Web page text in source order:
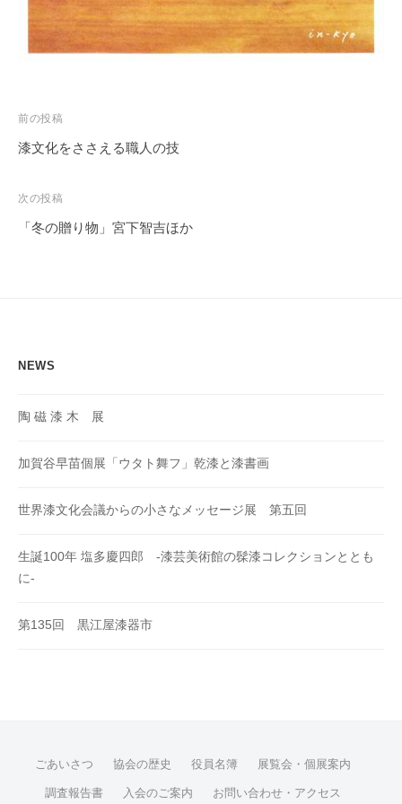
投
稿
ビ
ゲ
前の投稿
漆文化をささえる職人の技
次の投稿
「冬の贈り物」宮下智吉ほか
NEWS
陶 磁 漆 木 展
加賀谷早苗個展「ウタト舞フ」乾漆と漆書画
世界漆文化会議からの小さなメッセージ展 第五回
生誕100年 塩多慶四郎 -漆芸美術館の髹漆コレクションととも
に-
第135回 黒江屋漆器市
ごあいさつ 協会の歴史 役員名簿 展覧会・個展案内
調査報告書 入会のご案内 お問い合わせ・アクセス